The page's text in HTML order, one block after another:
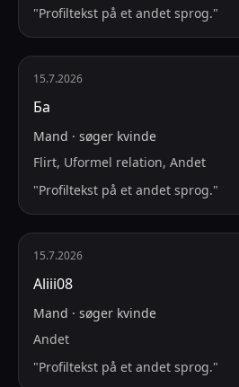
"Profiltekst på et andet sprog."
15.7.2026
Ба
Mand · søger kvinde
Flirt, Uformel relation, Andet
"Profiltekst på et andet sprog."
15.7.2026
Aliii08
Mand · søger kvinde
Andet
"Profiltekst på et andet sprog."